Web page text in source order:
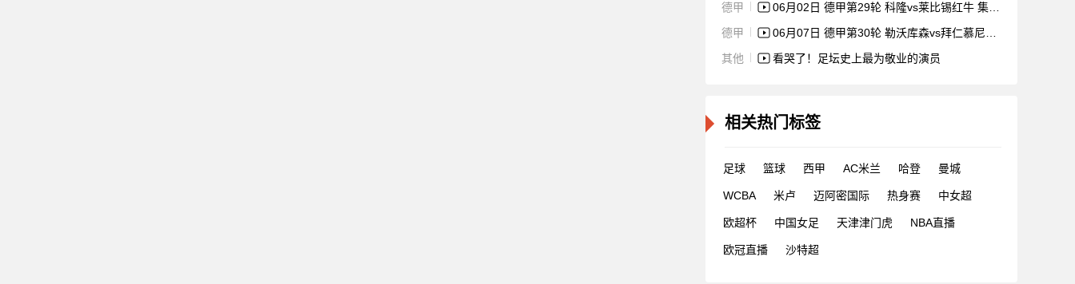
德甲
06月02日 德甲第29轮 科隆vs莱比锡红牛 集锦 录像
德甲
06月07日 德甲第30轮 勒沃库森vs拜仁慕尼黑 集锦 录像
其他
看哭了！足坛史上最为敬业的演员
相关热门标签
足球 篮球 西甲 AC米兰 哈登 曼城
WCBA 米卢 迈阿密国际 热身赛 中女超
欧超杯 中国女足 天津津门虎 NBA直播
欧冠直播 沙特超